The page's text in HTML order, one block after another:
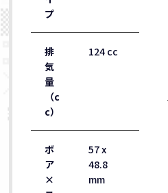
プ
排
気
量
（c
c）
124 cc
ボ
ア
×
57 x
48.8
mm